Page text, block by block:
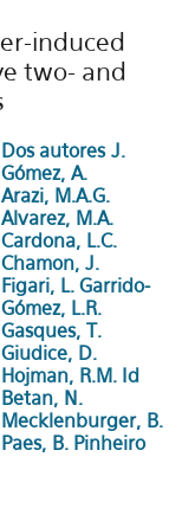
induced
two- and
Dos autores J.
Gómez, A.
Arazi, M.A.G.
Alvarez, M.A.
Cardona, L.C.
Chamon, J.
Figari, L. Garrido-
Gómez, L.R.
Gasques, T.
Giudice, D.
Hojman, R.M. Id
Betan, N.
Mecklenburger, B.
Paes, B. Pinheiro